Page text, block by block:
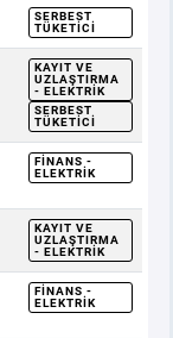
SERBEST
TÜKETICI
KAYIT VE
UZLAŞTIRMA
- ELEKTRIK
SERBEST
TÜKETICI
FINANS -
ELEKTRIK
KAYIT VE
UZLAŞTIRMA
- ELEKTRIK
FINANS -
ELEKTRIK